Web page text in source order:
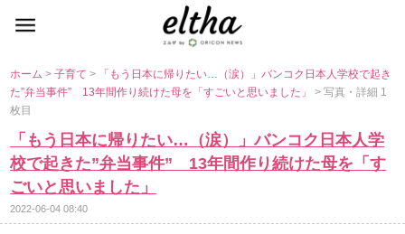
ホーム>子育て>
「もう日本に帰りたい…（涙）」バンコク日本人学校で起き
た”弁当事件” 13年間作り続けた母を「すごいと思いました」> 写真・詳細 1
枚目
「もう日本に帰りたい…（涙）」バンコク日本人学
校で起きた”弁当事件” 13年間作り続けた母を「す
ごいと思いました」
2022-06-04 08:40